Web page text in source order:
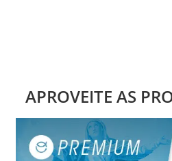
APROVEITE AS